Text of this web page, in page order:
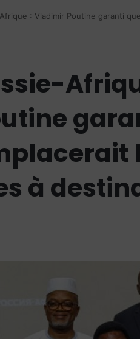
: Vladimir Poutine garanti
à